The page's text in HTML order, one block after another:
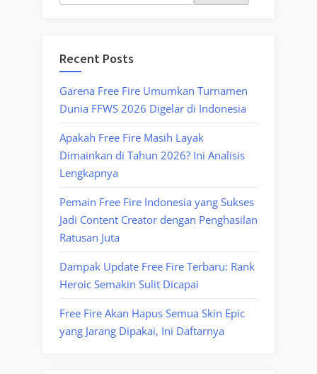
Recent Posts
Garena Free Fire Umumkan Turnamen
Dunia FFWS 2026 Digelar di Indonesia
Apakah Free Fire Masih Layak
Dimainkan di Tahun 2026? Ini Analisis
Lengkapnya
Pemain Free Fire Indonesia yang Sukses
Jadi Content Creator dengan Penghasilan
Ratusan Juta
Dampak Update Free Fire Terbaru: Rank
Heroic Semakin Sulit Dicapai
Free Fire Akan Hapus Semua Skin Epic
yang Jarang Dipakai, Ini Daftarnya